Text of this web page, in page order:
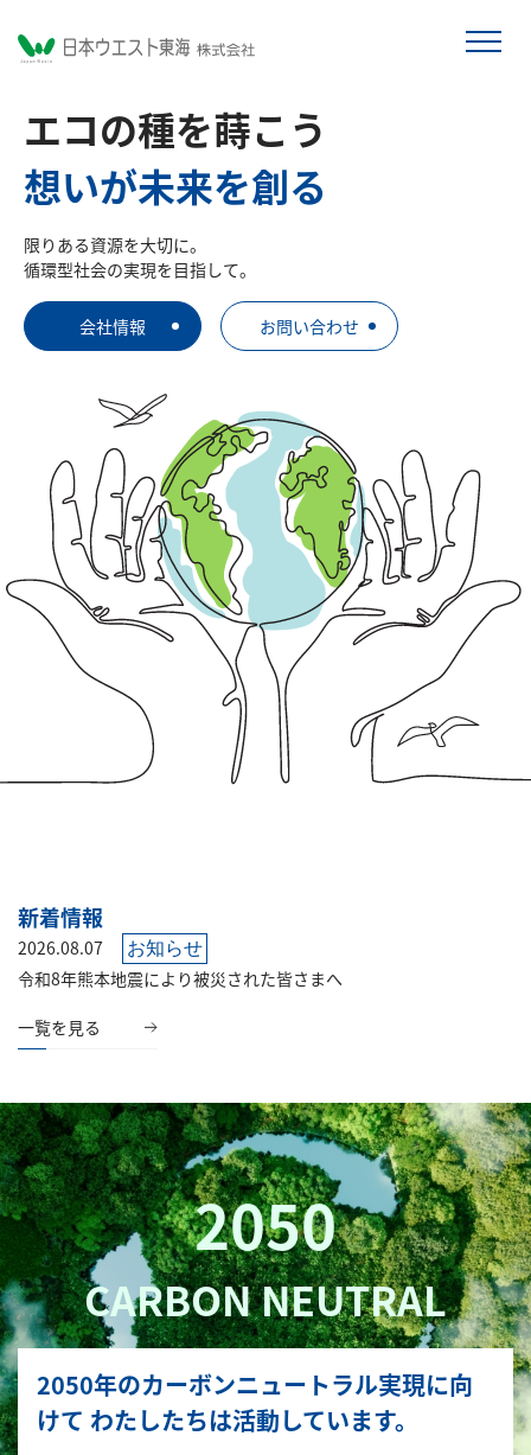
エコの種を蒔こう
想いが未来を創る
限りある資源を大切に。
循環型社会の実現を目指して。
会社情報 お問い合わせ
新着情報
2026.08.07 お知らせ
令和8年熊本地震により被災された皆さまへ
一覧を見る
2050
CARBON NEUTRAL
2050年のカーボンニュートラル実現に向
けて わたしたちは活動しています。